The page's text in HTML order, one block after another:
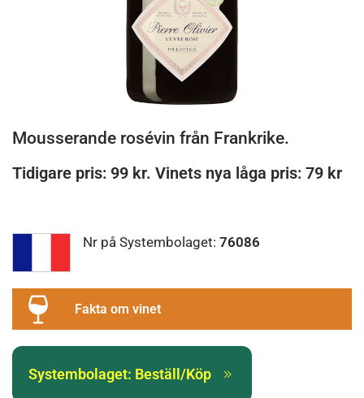
Mousserande rosévin från Frankrike.
Tidigare pris: 99 kr. Vinets nya låga pris: 79 kr
Nr på Systembolaget: 76086
Fakta om vinet
Systembolaget: Beställ/Köp